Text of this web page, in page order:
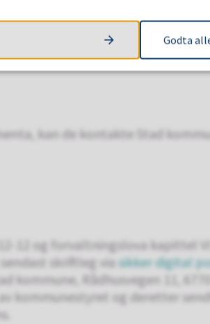
er tilgjengeleg her:
kan de kontakte Stad
12 og forvaltningslova kapittel VI.
sendast skriftleg viasikker digital
kommune, Rådhusvegen 11, 6770
kommunestyret og deretter
Godta